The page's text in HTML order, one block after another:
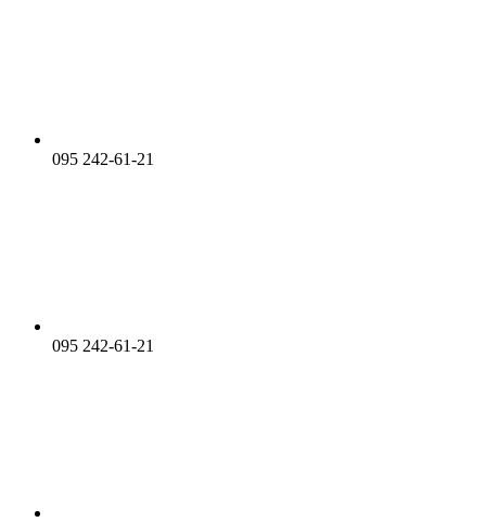
095 242-61-21
095 242-61-21